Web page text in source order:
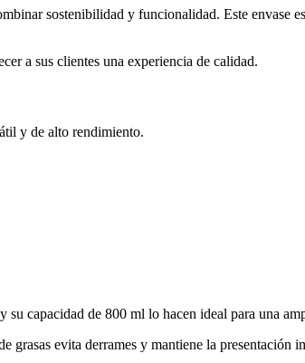
sostenibilidad y funcionalidad. Este envase
a sus clientes una experiencia de calidad.
y de alto rendimiento.
capacidad de 800 ml lo hacen ideal para una
grasas evita derrames y mantiene la presentación